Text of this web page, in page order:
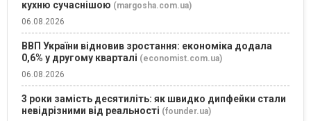
кухню сучаснішою (margosha.com.ua)
06.08.2026
ВВП України відновив зростання: економіка додала
0,6% у другому кварталі (economist.com.ua)
06.08.2026
3 роки замість десятиліть: як швидко дипфейки стали
невідрізними від реальності (founder.ua)